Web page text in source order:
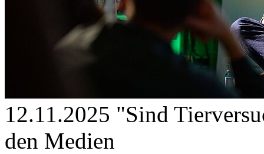
12.11.2025 "Sind
den Medien